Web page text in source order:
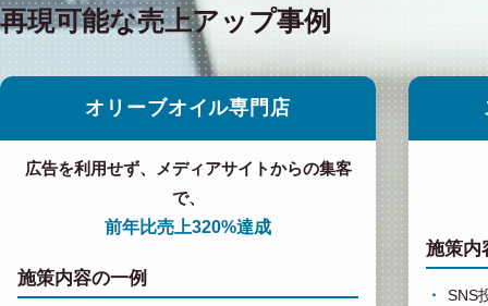
再現可能な売上アップ事例
オリーブオイル専門店
広告を利用せず、メディアサイトからの集客
で、
前年比売上320%達成
施策内容の一例
施策内
SNS